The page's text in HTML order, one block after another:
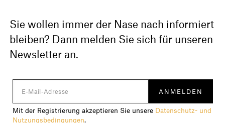
Sie wollen immer der Nase nach informiert
bleiben? Dann melden Sie sich für unseren
Newsletter an.
Mit der Registrierung akzeptieren Sie unsere Datenschutz- und
Nutzungsbedingungen.